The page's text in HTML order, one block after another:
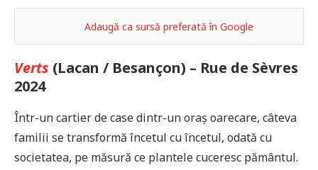
Adaugă ca sursă preferată în Google
Verts (Lacan / Besançon) – Rue de Sèvres
2024
Într-un cartier de case dintr-un oraș oarecare, câteva
familii se transformă încetul cu încetul, odată cu
societatea, pe măsură ce plantele cuceresc pământul.